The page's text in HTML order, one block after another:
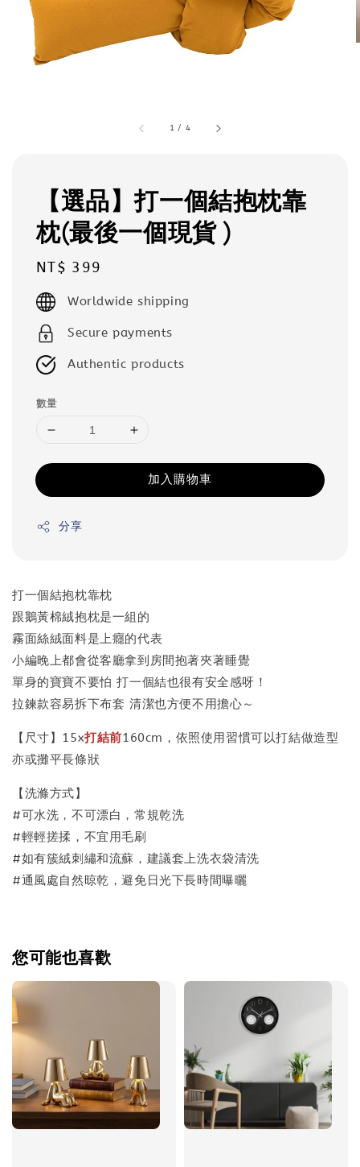
1 / 4
【選品】打一個結抱枕靠
枕(最後一個現貨 )
Regular
price
NT$ 399
Worldwide shipping
Secure payments
Authentic products
數量
加入購物車
分享
打一個結抱枕靠枕
跟鵝黃棉絨抱枕是一組的
霧面絲絨面料是上癮的代表
小編晚上都會從客廳拿到房間抱著夾著睡覺
單身的寶寶不要怕 打一個結也很有安全感呀！
拉鍊款容易拆下布套 清潔也方便不用擔心～
【尺寸】15x打結前160cm， 依照使用習慣可以打結做造型
亦或攤平長條狀
【洗滌方式】
#可水洗，不可漂白，常規乾洗
#輕輕搓揉，不宜用毛刷
#如有簇絨刺繡和流蘇，建議套上洗衣袋清洗
#通風處自然晾乾，避免日光下長時間曝曬
您可能也喜歡